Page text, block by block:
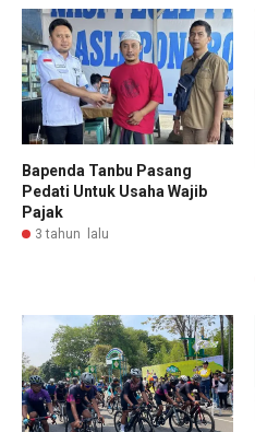
Bapenda Tanbu Pasang
Pedati Untuk Usaha Wajib
Pajak
3 tahun lalu